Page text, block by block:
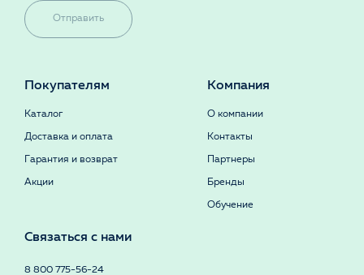
Отправить
Покупателям
Каталог
Доставка и оплата
Гарантия и возврат
Акции
Компания
О компании
Контакты
Партнеры
Бренды
Обучение
Связаться с нами
8 800 775-56-24